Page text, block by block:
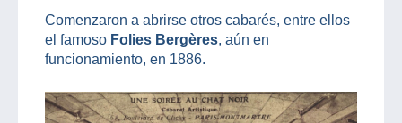
Comenzaron a abrirse otros cabarés, entre ellos
el famoso Folies Bergères, aún en
funcionamiento, en 1886.